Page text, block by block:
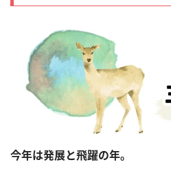
今年は発展と飛躍の年。